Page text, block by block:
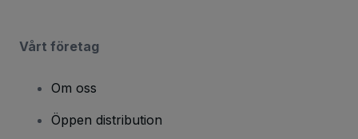
Vårt företag
Om oss
Öppen distribution